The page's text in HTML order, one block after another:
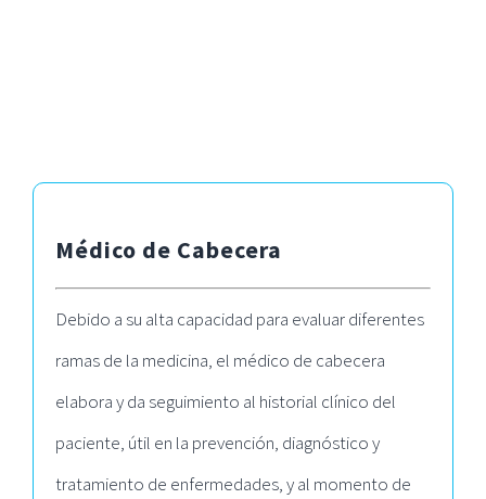
Médico de Cabecera
Debido a su alta capacidad para evaluar diferentes
ramas de la medicina, el médico de cabecera
elabora y da seguimiento al historial clínico del
paciente, útil en la prevención, diagnóstico y
tratamiento de enfermedades, y al momento de